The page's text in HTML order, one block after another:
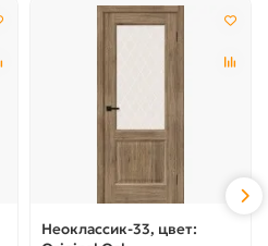
Неоклассик-33, цвет: